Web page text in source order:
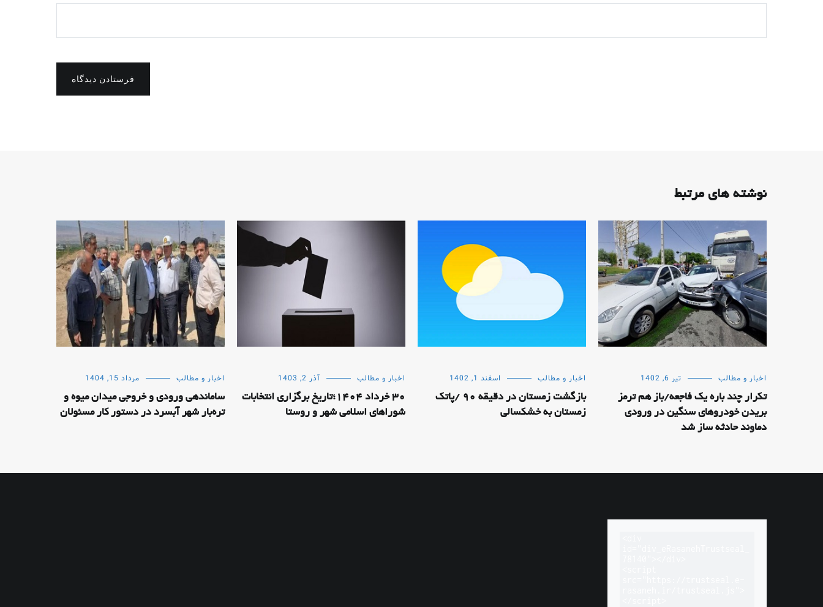
فرستادن دیدگاه
نوشته های مرتبط
اخبار و مطالب تیر 6, 1402
تکرار چند باره یک فاجعه/باز هم ترمز
بریدن خودروهای سنگین در ورودی
دماوند حادثه ساز شد
اخبار و مطالب اسفند 1, 1402
بازگشت زمستان در دقیقه 90 /پاتک
زمستان به خشکسالی
اخبار و مطالب آذر 2, 1403
30 خرداد 1404؛تاریخ برگزاری انتخابات
شوراهای اسلامی شهر و روستا
اخبار و مطالب مرداد 15, 1404
ساماندهی ورودی و خروجی میدان میوه و
تره‌بار شهر آبسرد در دستور کار مسئولان